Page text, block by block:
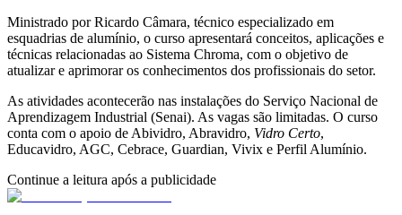
Ministrado por Ricardo Câmara, técnico especializado em
esquadrias de alumínio, o curso apresentará conceitos, aplicações e
técnicas relacionadas ao Sistema Chroma, com o objetivo de
atualizar e aprimorar os conhecimentos dos profissionais do setor.
As atividades acontecerão nas instalações do Serviço Nacional de
Aprendizagem Industrial (Senai). As vagas são limitadas. O curso
conta com o apoio de Abividro, Abravidro, Vidro Certo,
Educavidro, AGC, Cebrace, Guardian, Vivix e Perfil Alumínio.
Continue a leitura após a publicidade